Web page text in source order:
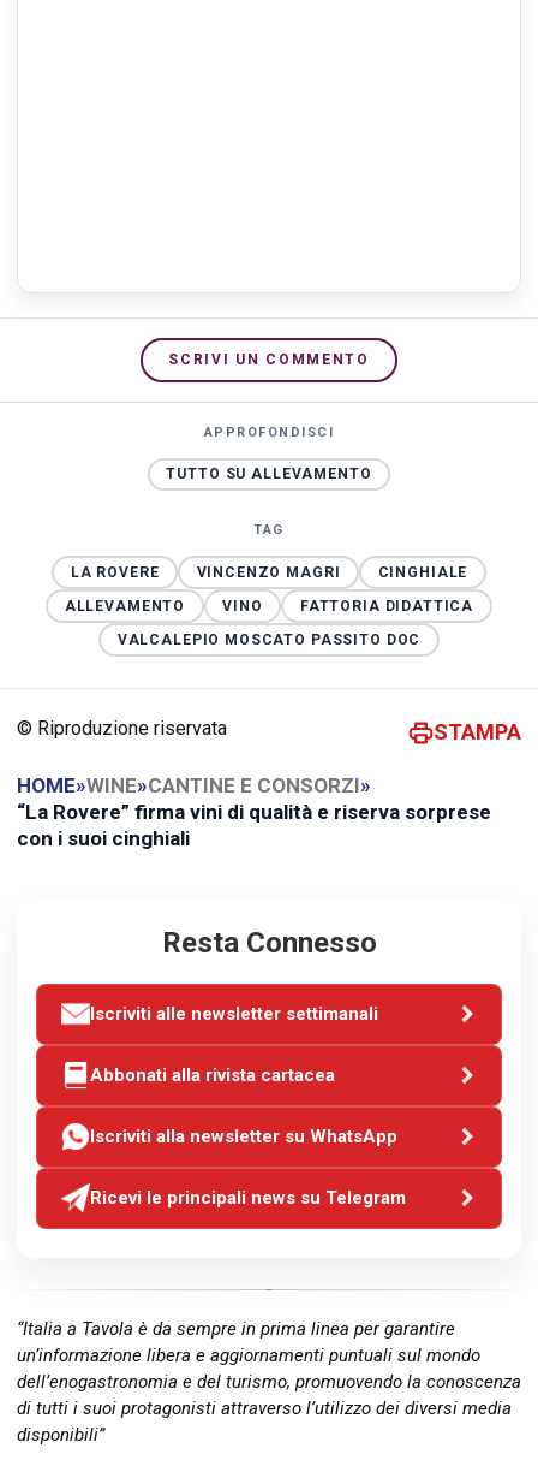
SCRIVI UN COMMENTO
APPROFONDISCI
TUTTO SU ALLEVAMENTO
TAG
LA ROVERE VINCENZO MAGRI
CINGHIALE
ALLEVAMENTO
VINO
FATTORIA DIDATTICA
VALCALEPIO MOSCATO PASSITO DOC
© Riproduzione riservata STAMPA
HOME»WINE»CANTINE E CONSORZI»
“La Rovere” firma vini di qualità e riserva sorprese
con i suoi cinghiali
Resta Connesso
Iscriviti alle newsletter settimanali
Abbonati alla rivista cartacea
Iscriviti alla newsletter su WhatsApp
Ricevi le principali news su Telegram
“Italia a Tavola è da sempre in prima linea per garantire
un’informazione libera e aggiornamenti puntuali sul mondo
dell’enogastronomia e del turismo, promuovendo la conoscenza
di tutti i suoi protagonisti attraverso l’utilizzo dei diversi media
disponibili”